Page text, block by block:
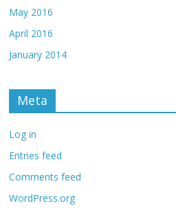
May 2016
April 2016
January 2014
Meta
Log in
Entries feed
Comments feed
WordPress.org